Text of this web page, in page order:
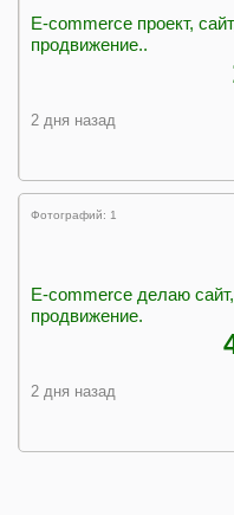
E-commerce проект,
продвижение..
2 дня назад
Фотографий: 1
E-commerce делаю
продвижение.
2 дня назад